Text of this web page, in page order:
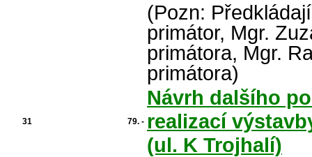
(Pozn:
primátor, Mgr.
primátora, Mgr.
primátora)
31 79. -
Návrh dalšího
realizací
(ul. K Trojhalí)